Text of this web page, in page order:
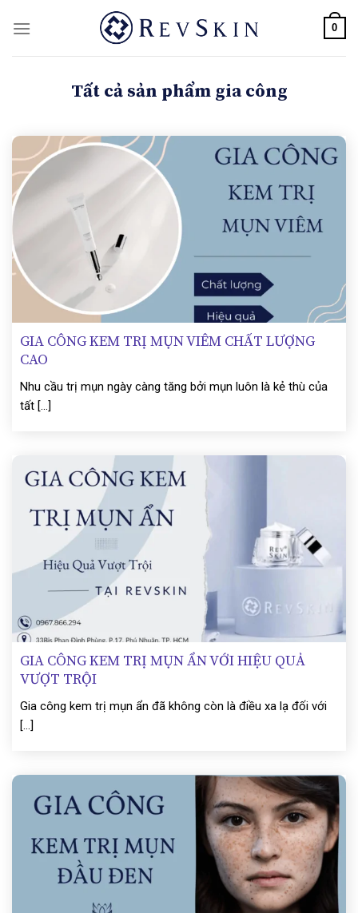
0
Tất cả sản phẩm gia công
GIA CÔNG KEM TRỊ MỤN VIÊM CHẤT LƯỢNG
CAO
Nhu cầu trị mụn ngày càng tăng bởi mụn luôn là kẻ thù của
tất [...]
GIA CÔNG KEM TRỊ MỤN ẨN VỚI HIỆU QUẢ
VƯỢT TRỘI
Gia công kem trị mụn ẩn đã không còn là điều xa lạ đối với
[...]